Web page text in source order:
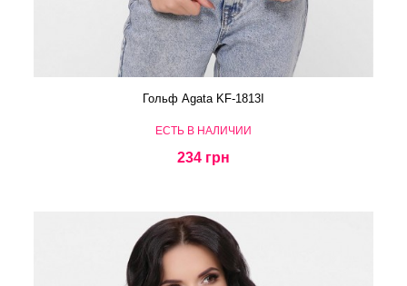
Гольф Agata KF-1813I
ЕСТЬ В НАЛИЧИИ
234 грн